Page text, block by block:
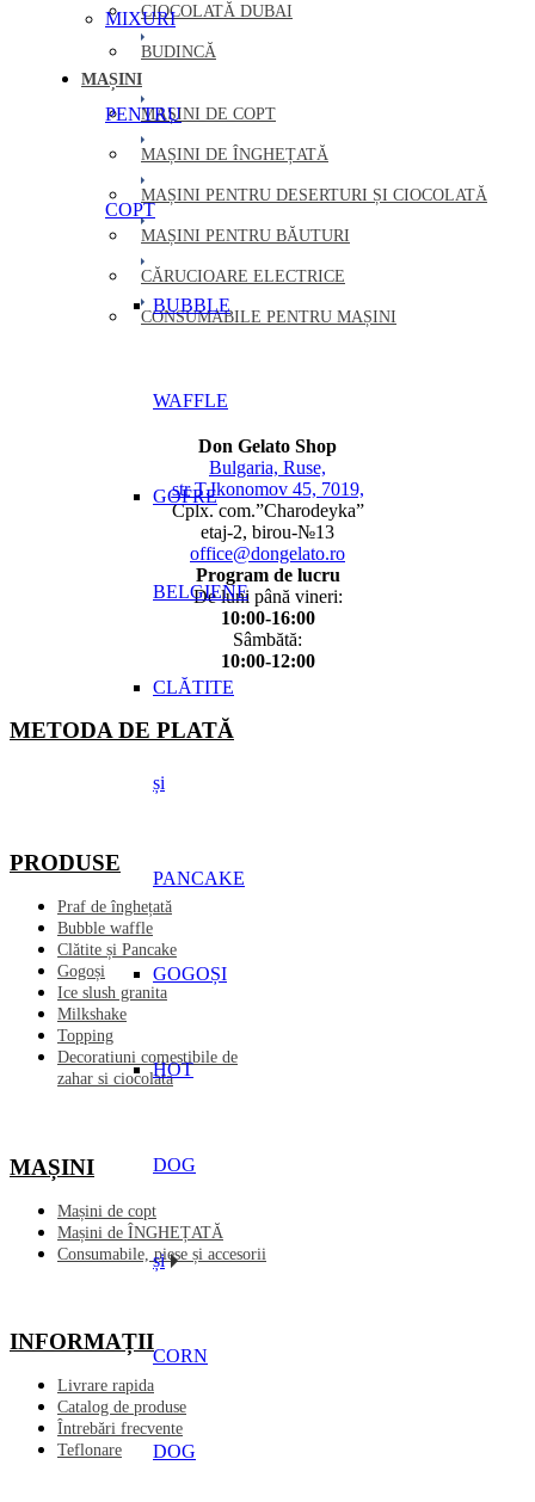
MIXURI
PENTRU
COPT
BUBBLE
WAFFLE
GOFRE
BELGIENE
CLĂTITE
și
PANCAKE
GOGOȘI
HOT
DOG
și
CORN
DOG
CIOCOLATĂ DUBAI
BUDINCĂ
MAȘINI
MAȘINI DE COPT
MAȘINI DE ÎNGHEȚATĂ
MAȘINI PENTRU DESERTURI ȘI CIOCOLATĂ
MAȘINI PENTRU BĂUTURI
CĂRUCIOARE ELECTRICE
CONSUMABILE PENTRU MAȘINI
Don Gelato Shop
Bulgaria, Ruse,
str T.Ikonomov 45, 7019,
Cplx. com.”Charodeyka”
etaj-2, birou-№13
office@dongelato.ro
Program de lucru
De luni până vineri:
10:00-16:00
Sâmbătă:
10:00-12:00
METODA DE PLATĂ
PRODUSE
Praf de înghețată
Bubble waffle
Clătite și Pancake
Gogoși
Ice slush granita
Milkshake
Topping
Decoratiuni comestibile de
zahar si ciocolata
MAȘINI
Mașini de copt
Mașini de ÎNGHEȚATĂ
Consumabile, piese și accesorii
INFORMAȚII
Livrare rapida
Catalog de produse
Întrebări frecvente
Teflonare